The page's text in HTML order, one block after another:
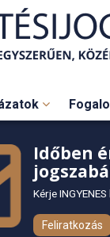
Időben
Kérje
Feliratkozás